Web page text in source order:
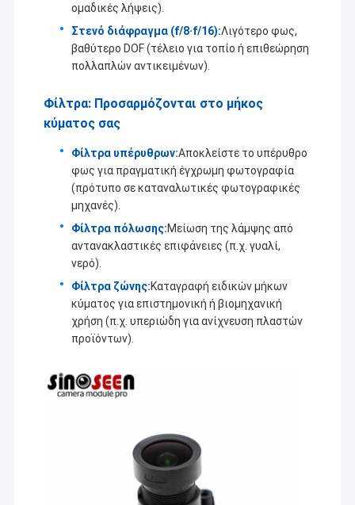
ομαδικές λήψεις).
Στενό διάφραγμα (f/8·f/16):Λιγότερο φως,
βαθύτερο DOF (τέλειο για τοπίο ή επιθεώρηση
πολλαπλών αντικειμένων).
Φίλτρα: Προσαρμόζονται στο μήκος
κύματος σας
Φίλτρα υπέρυθρων:Αποκλείστε το υπέρυθρο
φως για πραγματική έγχρωμη φωτογραφία
(πρότυπο σε καταναλωτικές φωτογραφικές
μηχανές).
Φίλτρα πόλωσης:Μείωση της λάμψης από
αντανακλαστικές επιφάνειες (π.χ. γυαλί,
νερό).
Φίλτρα ζώνης:Καταγραφή ειδικών μήκων
κύματος για επιστημονική ή βιομηχανική
χρήση (π.χ. υπεριώδη για ανίχνευση πλαστών
προϊόντων).